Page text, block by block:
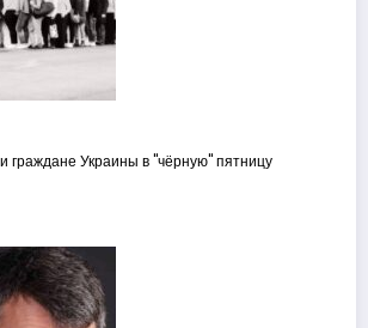
граждане Украины в "чёрную" пятницу